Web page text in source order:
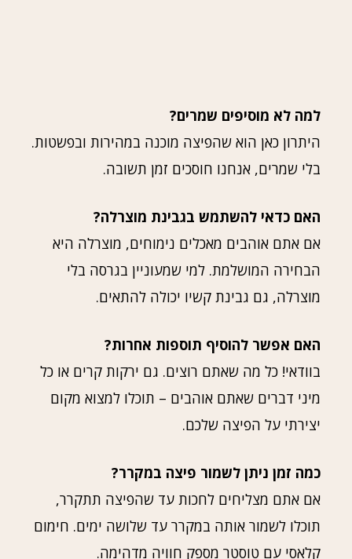
למה לא מוסיפים שמרים?
היתרון כאן הוא שהפיצה מוכנה במהירות ובפשטות.
בלי שמרים, אנחנו חוסכים זמן תשובה.
האם כדאי להשתמש בגבינת מוצרלה?
אם אתם אוהבים מאכלים נימוחים, מוצרלה היא
הבחירה המושלמת. למי שמעוניין בגרסה בלי
מוצרלה, גם גבינת קשיו יכולה להתאים.
האם אפשר להוסיף תוספות אחרות?
בוודאי! כל מה שאתם רוצים. גם ירקות קרים או כל
מיני דברים שאתם אוהבים – תוכלו למצוא מקום
יצירתי על הפיצה שלכם.
כמה זמן ניתן לשמור פיצה במקרר?
אם אתם מצליחים לחכות עד שהפיצה תתקרר,
תוכלו לשמור אותה במקרר עד שלושה ימים. חימום
קלאסי עם טוסטר מספק חוויה מדהימה.